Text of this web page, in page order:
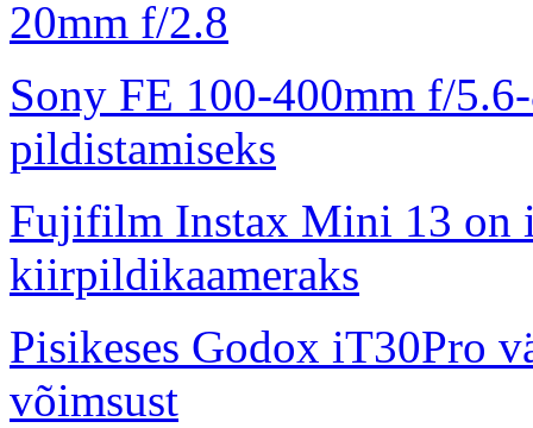
20mm f/2.8
Sony FE 100-400mm f/
pildistamiseks
Fujifilm Instax Mini 13 on
kiirpildikaameraks
Pisikeses Godox iT30Pro
võimsust